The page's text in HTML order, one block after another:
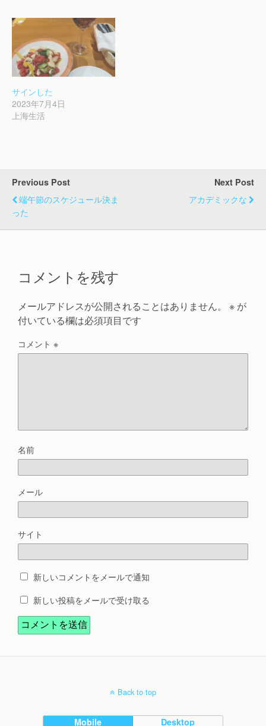
サインした
2023年7月4日
上海生活
Previous Post
端午節のスケジュール決ま
った
Next Post
アカデミックな
コメントを残す
メールアドレスが公開されることはありません。 ※ が
付いている欄は必須項目です
コメント ※
名前
メール
サイト
新しいコメントをメールで通知
新しい投稿をメールで受け取る
Back to top
Mobile Desktop